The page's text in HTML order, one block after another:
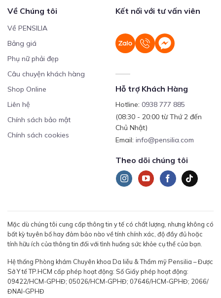
Về Chúng tôi
Về PENSILIA
Bảng giá
Phụ nữ phải đẹp
Câu chuyện khách hàng
Shop Online
Liên hệ
Chính sách bảo mật
Chính sách cookies
Kết nối với tư vấn viên
Hỗ trợ Khách Hàng
Hotline: 0938 777 885
(08:30 - 20:00 từ Thứ 2 đến
Chủ Nhật)
Email: info@pensilia.com
Theo dõi chúng tôi
Mặc dù chúng tôi cung cấp thông tin y tế có chất lượng, nhưng không có
bất kỳ tuyên bố hay đảm bảo nào về tính chính xác, độ đầy đủ hoặc
tính hữu ích của thông tin đối với tình huống sức khỏe cụ thể của bạn.
Hệ thống Phòng khám Chuyên khoa Da liễu & Thẩm mỹ Pensilia – Được
Sở Y tế TP.HCM cấp phép hoạt động: Số Giấy phép hoạt động:
09422/HCM-GPHĐ; 05026/HCM-GPHĐ; 07646/HCM-GPHĐ; 2066/
ĐNAI-GPHĐ